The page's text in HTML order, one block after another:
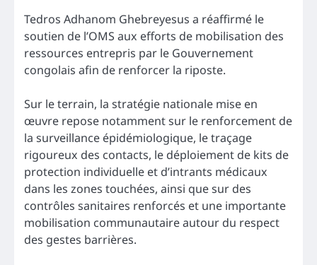
Tedros Adhanom Ghebreyesus a réaffirmé le
soutien de l’OMS aux efforts de mobilisation des
ressources entrepris par le Gouvernement
congolais afin de renforcer la riposte.
Sur le terrain, la stratégie nationale mise en
œuvre repose notamment sur le renforcement de
la surveillance épidémiologique, le traçage
rigoureux des contacts, le déploiement de kits de
protection individuelle et d’intrants médicaux
dans les zones touchées, ainsi que sur des
contrôles sanitaires renforcés et une importante
mobilisation communautaire autour du respect
des gestes barrières.